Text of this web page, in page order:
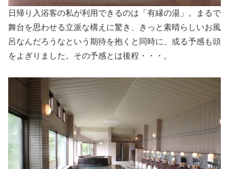
日帰り入浴客の私が利用できるのは「有縁の湯」。まるで
舞台を思わせる立派な構えに驚き、きっと素晴らしいお風
呂なんだろうなという期待を抱くと同時に、或る予感も頭
をよぎりました。その予感とは後程・・・。